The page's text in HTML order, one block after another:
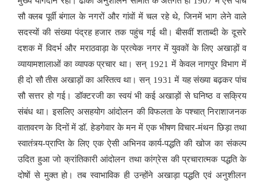
सौ क्लब पूर्वी बंगाल के नगरों और गांवों में चल रहे थे, जिनमें भाग लेने वाले
सदस्यों की संख्या पंद्रह हजार तक पहुंच गई थी। बीसवीं शताब्दी के दूसरे
दशक में विदर्भ और मराठवाड़ा के प्रत्येक नगर में युवकों के लिए अखाड़ों व
व्यायामशालाओं का व्यापक प्रचार था। सन् 1921 में केवल नागपुर विभाग में
ही दो सौ तीस अखाड़ों का अस्तित्व था। सन् 1931 में यह संख्या बढ़कर पांच
सौ सत्तर हो गई। डॉक्टरजी का स्वयं भी कई अखाड़ों से घनिष्ठ व सक्रिय
संबंध था। इसलिए असहयोग आंदोलन की विफलता के पश्चात् निराशाजनक
वातावरण के दिनों में डॉ. हेडगेवार के मन में एक भीषण विचार-मंथन छिड़ा तथा
स्वातंत्र्य-प्राप्ति के लिए एक ऐसी अभिनव कार्य-पद्धति की खोज का संकल्प
उदित हुआ जो क्रांतिकारी आंदोलन तथा कांग्रेस की प्रचारात्मक पद्धति के
दोषों से मुक्त हो। तब स्वाभाविक ही उन्होंने अखाड़ा पद्धति एवं अनुशीलन